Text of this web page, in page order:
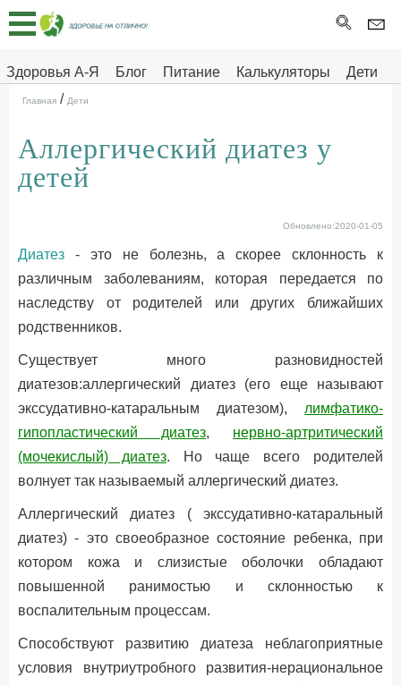
Здоровья А-Я Блог Питание Калькуляторы
Дети
Главная
Тесты
Про
ДЕТЯМ
Главная / Дети
Аллергический диатез у
детей
Обновлено:2020-01-05
Диатез - это не болезнь, а скорее склонность к
различным заболеваниям, которая передается по
наследству от родителей или других ближайших
родственников.
Существует много разновидностей
диатезов:аллергический диатез (его еще называют
экссудативно-катаральным диатезом), лимфатико-
гипопластический диатез, нервно-артритический
(мочекислый) диатез. Но чаще всего родителей
волнует так называемый аллергический диатез.
Аллергический диатез ( экссудативно-катаральный
диатез) - это своеобразное состояние ребенка, при
котором кожа и слизистые оболочки обладают
повышенной ранимостью и склонностью к
воспалительным процессам.
Способствуют развитию диатеза неблагоприятные
условия внутриутробного развития-нерациональное